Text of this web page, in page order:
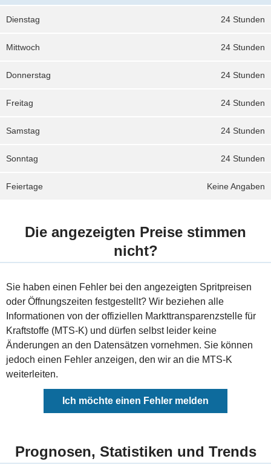
24 Stunden
Dienstag
24 Stunden
Mittwoch
24 Stunden
Donnerstag
24 Stunden
Freitag
24 Stunden
Samstag
24 Stunden
Sonntag
Keine Angaben
Feiertage
Die angezeigten Preise stimmen
nicht?
Sie haben einen Fehler bei den angezeigten Spritpreisen
oder Öffnungszeiten festgestellt? Wir beziehen alle
Informationen von der offiziellen Markttransparenzstelle für
Kraftstoffe (MTS-K) und dürfen selbst leider keine
Änderungen an den Datensätzen vornehmen. Sie können
jedoch einen Fehler anzeigen, den wir an die MTS-K
weiterleiten.
Ich möchte einen Fehler melden
Prognosen, Statistiken und Trends